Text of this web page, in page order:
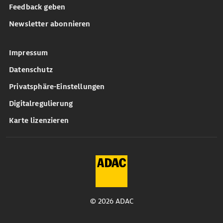
Feedback geben
Newsletter abonnieren
Impressum
Datenschutz
Privatsphäre-Einstellungen
Digitalregulierung
Karte lizenzieren
© 2026 ADAC